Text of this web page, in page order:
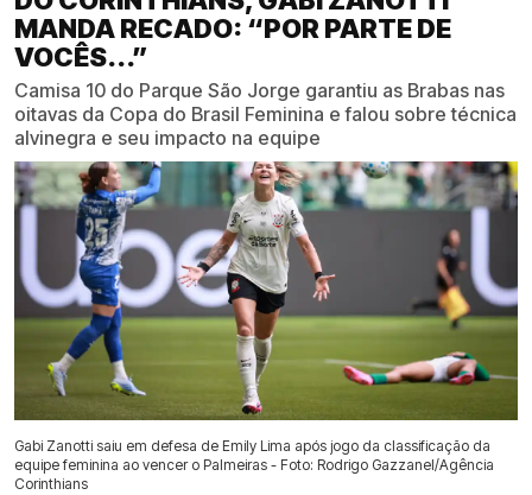
MANDA RECADO: “POR PARTE DE
VOCÊS...”
Camisa 10 do Parque São Jorge garantiu as Brabas nas
oitavas da Copa do Brasil Feminina e falou sobre técnica
alvinegra e seu impacto na equipe
Gabi Zanotti saiu em defesa de Emily Lima após jogo da classificação da
equipe feminina ao vencer o Palmeiras - Foto: Rodrigo Gazzanel/Agência
Corinthians